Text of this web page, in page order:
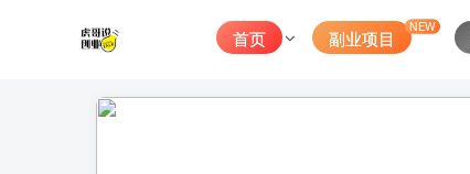
首页 副业项目
NEW